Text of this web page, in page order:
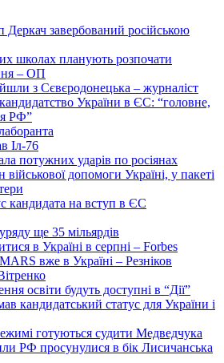
завербований російською
школах планують розпочати
– ОП
з Сєвєродонецька – журналіст
України в ЄС: “головне,
РФ”
Іл-76
потужних ударів по росіянах
допомоги Україні, у пакеті
кандидата на вступ в ЄС
ще 35 мільярдів
в Україні в серпні – Forbes
вже в Україні – Резніков
освіти будуть доступні в “Дії”
кандидатський статус для України і
готуються судити Медведчука
РФ просунулися в бік Лисичанська